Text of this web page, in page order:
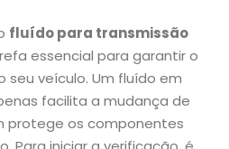
fluído para transmissão
essencial para garantir o
veículo. Um fluído em
facilita a mudança de
protege os componentes